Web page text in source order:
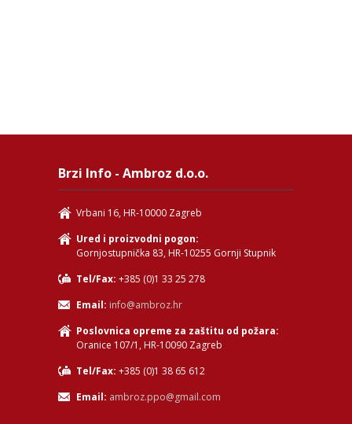
Brzi Info - Ambroz d.o.o.
Vrbani 16, HR-10000 Zagreb
Ured i proizvodni pogon:
Gornjostupnička 83, HR-10255 Gornji Stupnik
Tel/Fax: +385 (0)1 33 25 278
Email: info@ambroz.hr
Poslovnica opreme za zaštitu od požara:
Oranice 107/1, HR-10090 Zagreb
Tel/Fax: +385 (0)1 38 65 612
Email: ambroz.ppo@gmail.com